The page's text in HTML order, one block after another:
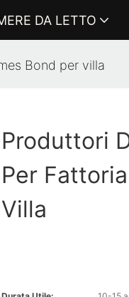
DA LETTO
Bond per villa
Produttori
Per
Villa